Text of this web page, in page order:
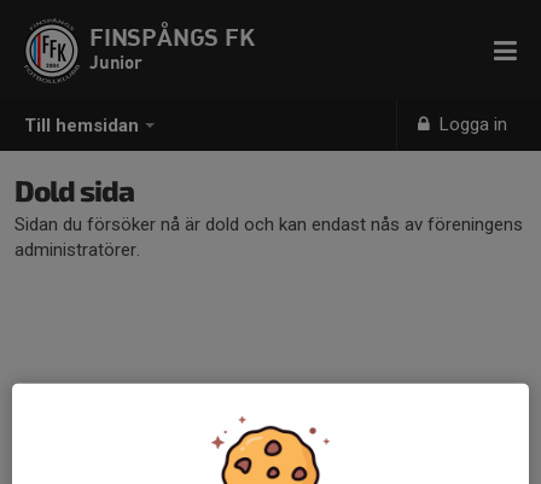
Till hemsidan Logga in
FINSPÅNGS FK
Junior
Dold sida
Sidan du försöker nå är dold och kan endast nås av föreningens
administratörer.